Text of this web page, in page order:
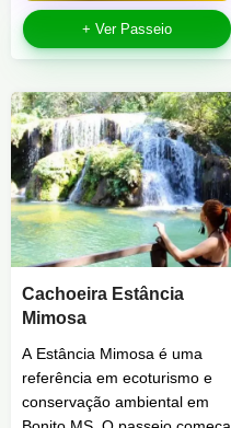
+ Ver Passeio
Cachoeira Estância
Mimosa
A Estância Mimosa é uma
referência em ecoturismo e
conservação ambiental em